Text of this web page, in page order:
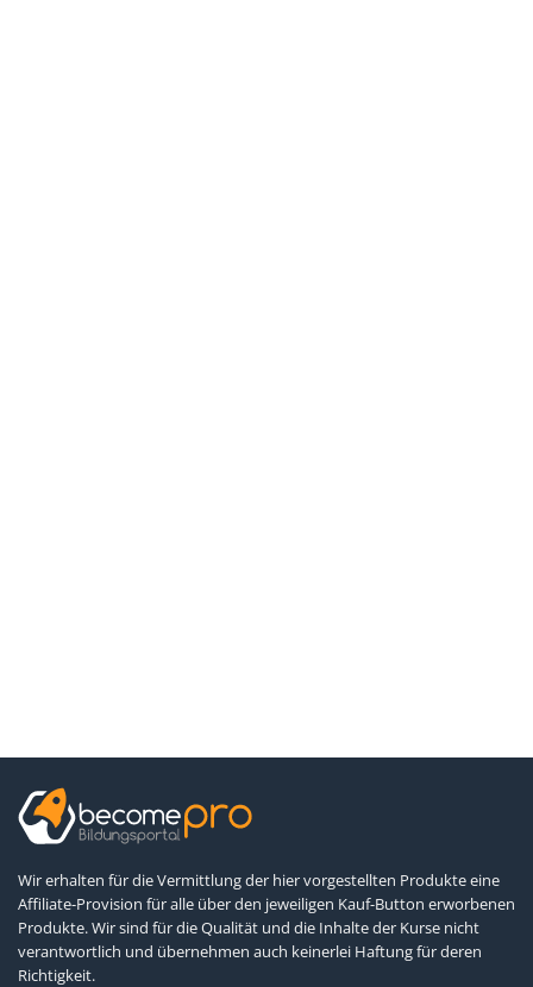
Wir erhalten für die Vermittlung der hier vorgestellten Produkte eine
Affiliate-Provision für alle über den jeweiligen Kauf-Button erworbenen
Produkte. Wir sind für die Qualität und die Inhalte der Kurse nicht
verantwortlich und übernehmen auch keinerlei Haftung für deren
Richtigkeit.